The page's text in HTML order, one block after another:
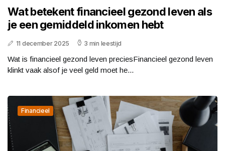
Wat betekent financieel gezond leven als
je een gemiddeld inkomen hebt
11 december 2025 3 min leestijd
Wat is financieel gezond leven preciesFinancieel gezond leven
klinkt vaak alsof je veel geld moet he...
Financieel